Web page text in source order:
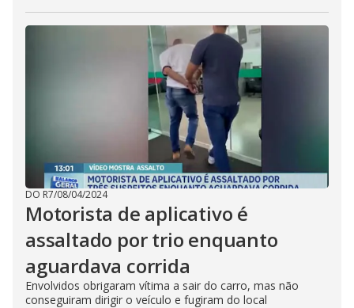
DO R7/08/04/2024
Motorista de aplicativo é
assaltado por trio enquanto
aguardava corrida
Envolvidos obrigaram vítima a sair do carro, mas não
conseguiram dirigir o veículo e fugiram do local